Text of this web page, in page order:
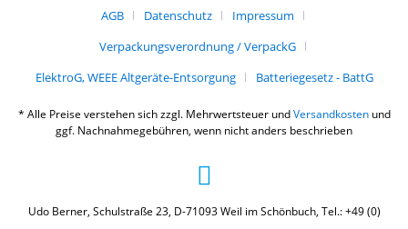
AGB Datenschutz
Impressum
Verpackungsverordnung / VerpackG
ElektroG, WEEE Altgeräte-Entsorgung
Batteriegesetz - BattG
* Alle Preise verstehen sich zzgl. Mehrwertsteuer undVersandkostenund
ggf. Nachnahmegebühren, wenn nicht anders beschrieben
Udo Berner, Schulstraße 23, D-71093 Weil im Schönbuch, Tel.: +49 (0)